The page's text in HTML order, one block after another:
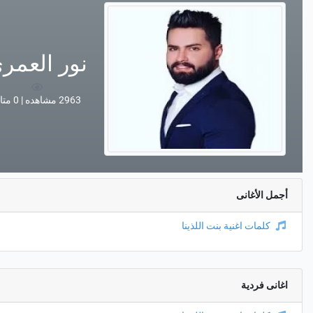
نور
2963 مشاهده | 0 متابع
أجمل الأغانى
كلمات اغنية بنت اللذينا
اغانى فردية